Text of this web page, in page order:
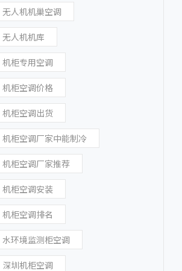
无人机机巢空调
无人机机库
机柜专用空调
机柜空调价格
机柜空调出货
机柜空调厂家中能制冷
机柜空调厂家推荐
机柜空调安装
机柜空调排名
水环境监测柜空调
深圳机柜空调